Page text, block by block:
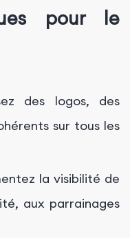
pour le
des logos, des
sur tous les
la visibilité de
aux parrainages